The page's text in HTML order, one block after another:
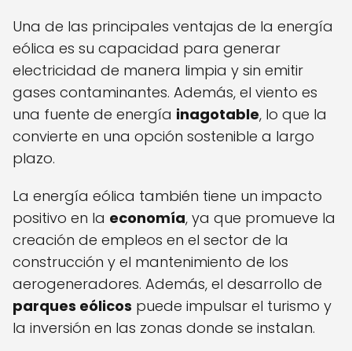
Una de las principales ventajas de la energía
eólica es su capacidad para generar
electricidad de manera limpia y sin emitir
gases contaminantes. Además, el viento es
una fuente de energía inagotable, lo que la
convierte en una opción sostenible a largo
plazo.
La energía eólica también tiene un impacto
positivo en la economía, ya que promueve la
creación de empleos en el sector de la
construcción y el mantenimiento de los
aerogeneradores. Además, el desarrollo de
parques eólicos puede impulsar el turismo y
la inversión en las zonas donde se instalan.